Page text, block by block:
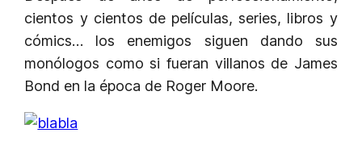
cientos y cientos de películas, series, libros y
cómics… los enemigos siguen dando sus
monólogos como si fueran villanos de James
Bond en la época de Roger Moore.